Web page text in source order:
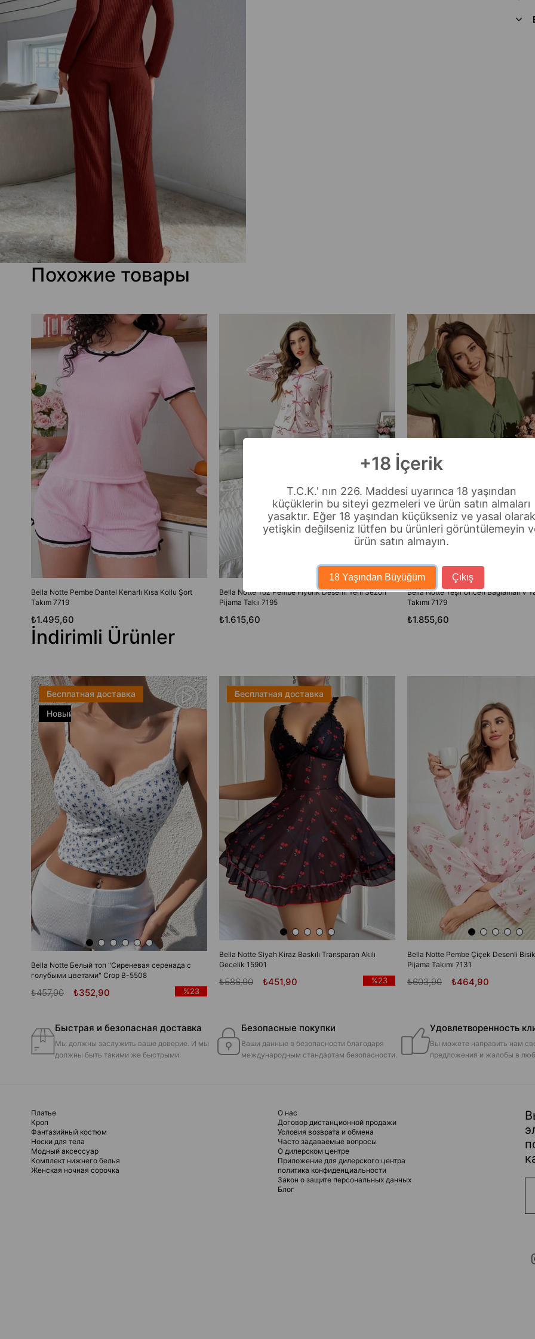
Похожие товары
Bella Notte Pembe Dantel Kenarlı Kısa Kollu Şort
Takım 7719
₺1.495,60
Bella Notte Toz Pembe Fiyonk Desenli Yeni Sezon
Pijama Takıı 7195
₺1.615,60
Bella Notte Yeşil Öncen Bağlamalı V
Takımı 7179
₺1.855,60
İndirimli Ürünler
Bella Notte Белый топ "Сиреневая серенада с
голубыми цветами" Crop B-5508
₺352,90
₺457,90 %23
Бесплатная доставка
Новый
товар
Bella Notte Siyah Kiraz Baskılı Transparan Akılı
Gecelik 15901
₺451,90
₺586,90 %23
Бесплатная доставка
Bella Notte Pembe Çiçek Desenli
Pijama Takımı 7131
₺464,90
₺603,90
Быстрая и безопасная доставка
Мы должны заслужить ваше доверие. И мы
должны быть такими же быстрыми.
Безопасные покупки
Ваши данные в безопасности благодаря
международным стандартам безопасности.
Удовлетворенность
Вы можете направить нам
предложения и жалобы в
Платье
Кроп
Фантазийный костюм
Носки для тела
Модный аксессуар
Комплект нижнего белья
Женская ночная сорочка
О нас
Договор дистанционной продажи
Условия возврата и обмена
Часто задаваемые вопросы
О дилерском центре
Приложение для дилерского центра
политика конфиденциальности
Закон о защите персональных данных
Блог
+18 İçerik
T.C.K.' nın 226. Maddesi uyarınca 18 yaşından
küçüklerin bu siteyi gezmeleri ve ürün satın almaları
yasaktır. Eğer 18 yaşından küçükseniz ve yasal olarak
yetişkin değilseniz lütfen bu ürünleri görüntülemeyin
ürün satın almayın.
18 Yaşından Büyüğüm Çıkış